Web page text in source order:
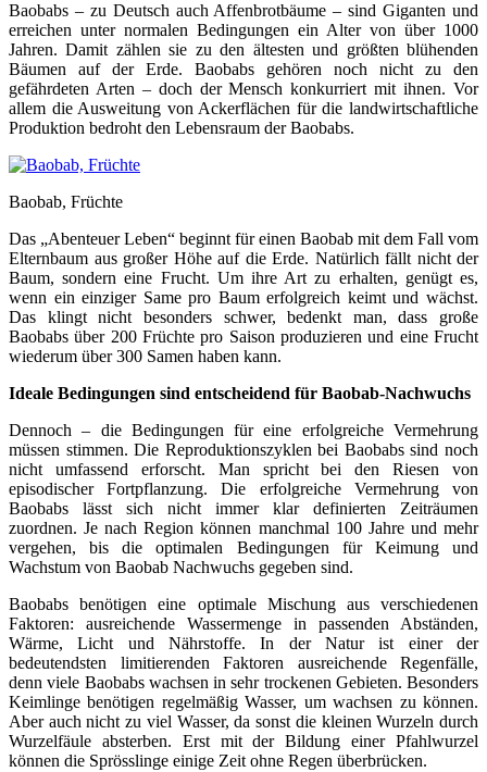
Baobabs – zu Deutsch auch Affenbrotbäume – sind Giganten und
erreichen unter normalen Bedingungen ein Alter von über 1000
Jahren. Damit zählen sie zu den ältesten und größten blühenden
Bäumen auf der Erde. Baobabs gehören noch nicht zu den
gefährdeten Arten – doch der Mensch konkurriert mit ihnen. Vor
allem die Ausweitung von Ackerflächen für die landwirtschaftliche
Produktion bedroht den Lebensraum der Baobabs.
Baobab, Früchte
Das „Abenteuer Leben“ beginnt für einen Baobab mit dem Fall vom
Elternbaum aus großer Höhe auf die Erde. Natürlich fällt nicht der
Baum, sondern eine Frucht. Um ihre Art zu erhalten, genügt es,
wenn ein einziger Same pro Baum erfolgreich keimt und wächst.
Das klingt nicht besonders schwer, bedenkt man, dass große
Baobabs über 200 Früchte pro Saison produzieren und eine Frucht
wiederum über 300 Samen haben kann.
Ideale Bedingungen sind entscheidend für Baobab-Nachwuchs
Dennoch – die Bedingungen für eine erfolgreiche Vermehrung
müssen stimmen. Die Reproduktionszyklen bei Baobabs sind noch
nicht umfassend erforscht. Man spricht bei den Riesen von
episodischer Fortpflanzung. Die erfolgreiche Vermehrung von
Baobabs lässt sich nicht immer klar definierten Zeiträumen
zuordnen. Je nach Region können manchmal 100 Jahre und mehr
vergehen, bis die optimalen Bedingungen für Keimung und
Wachstum von Baobab Nachwuchs gegeben sind.
Baobabs benötigen eine optimale Mischung aus verschiedenen
Faktoren: ausreichende Wassermenge in passenden Abständen,
Wärme, Licht und Nährstoffe. In der Natur ist einer der
bedeutendsten limitierenden Faktoren ausreichende Regenfälle,
denn viele Baobabs wachsen in sehr trockenen Gebieten. Besonders
Keimlinge benötigen regelmäßig Wasser, um wachsen zu können.
Aber auch nicht zu viel Wasser, da sonst die kleinen Wurzeln durch
Wurzelfäule absterben. Erst mit der Bildung einer Pfahlwurzel
können die Sprösslinge einige Zeit ohne Regen überbrücken.